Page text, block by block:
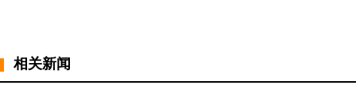
相关新闻